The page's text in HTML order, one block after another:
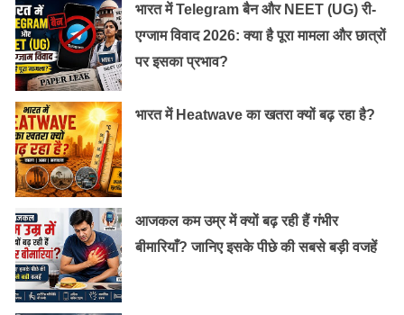
भारत में Telegram बैन और NEET (UG) री-
एग्जाम विवाद 2026: क्या है पूरा मामला और छात्रों
पर इसका प्रभाव?
भारत में Heatwave का खतरा क्यों बढ़ रहा है?
आजकल कम उम्र में क्यों बढ़ रही हैं गंभीर
बीमारियाँ? जानिए इसके पीछे की सबसे बड़ी वजहें